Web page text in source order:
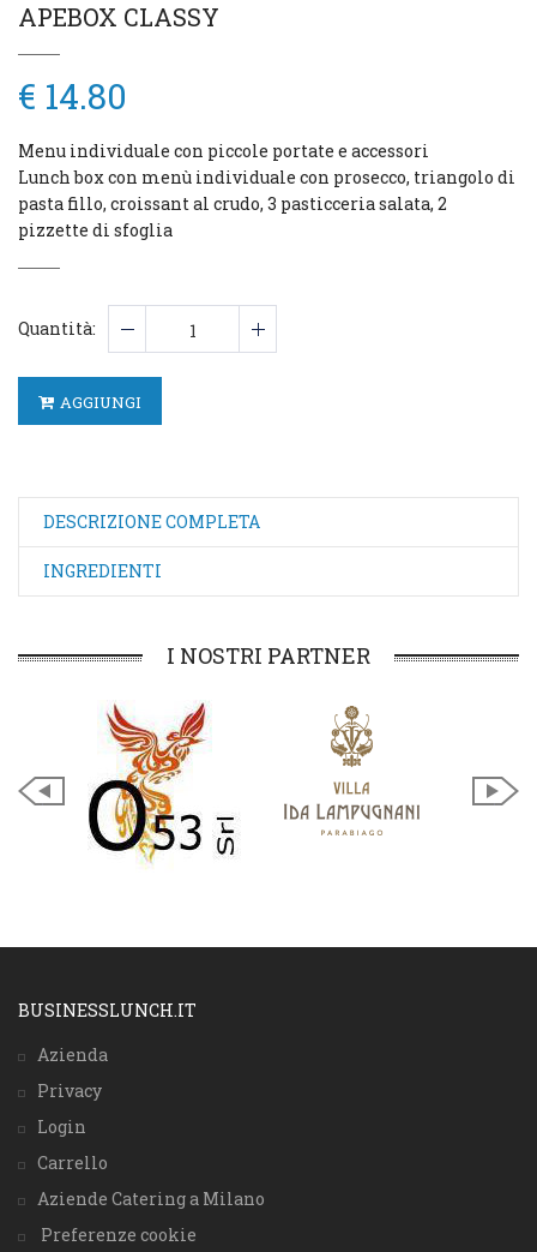
APEBOX CLASSY
€ 14.80
Menu individuale con piccole portate e accessori
Lunch box con menù individuale con prosecco, triangolo di
pasta fillo, croissant al crudo, 3 pasticceria salata, 2
pizzette di sfoglia
Quantità:
AGGIUNGI
DESCRIZIONE COMPLETA
INGREDIENTI
I NOSTRI PARTNER
BUSINESSLUNCH.IT
Azienda
Privacy
Login
Carrello
Aziende Catering a Milano
Preferenze cookie